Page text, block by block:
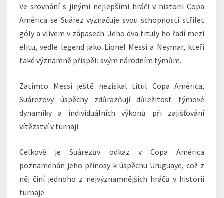
Ve srovnání s jinými nejlepšími hráči v historii Copa
América se Suárez vyznačuje svou schopností střílet
góly a vlivem v zápasech. Jeho dva tituly ho řadí mezi
elitu, vedle legend jako Lionel Messi a Neymar, kteří
také významně přispěli svým národním týmům.
Zatímco Messi ještě nezískal titul Copa América,
Suárezovy úspěchy zdůrazňují důležitost týmové
dynamiky a individuálních výkonů při zajišťování
vítězství v turnaji.
Celkově je Suárezův odkaz v Copa América
poznamenán jeho přínosy k úspěchu Uruguaye, což z
něj činí jednoho z nejvýznamnějších hráčů v historii
turnaje.